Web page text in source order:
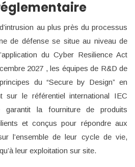
au plus près du processus
de défense se situe au niveau de
du Cyber Resilience Act
2027 , les équipes de R&D de
du “Secure by Design” en
sur le référentiel international IEC
garantit la fourniture de produits
et conçus pour répondre aux
l’ensemble de leur cycle de vie,
leur exploitation sur site.